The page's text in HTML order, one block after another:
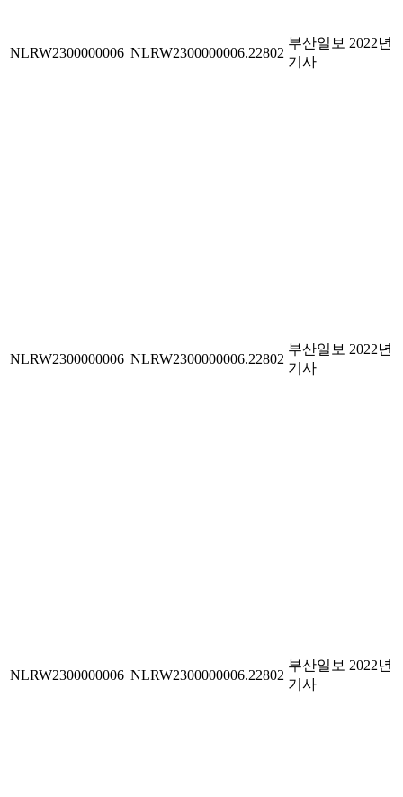
NLRW2300000006 NLRW2300000006.22802
부산일보 2022년
기사
NLRW2300000006 NLRW2300000006.22802
부산일보 2022년
기사
NLRW2300000006 NLRW2300000006.22802
부산일보 2022년
기사